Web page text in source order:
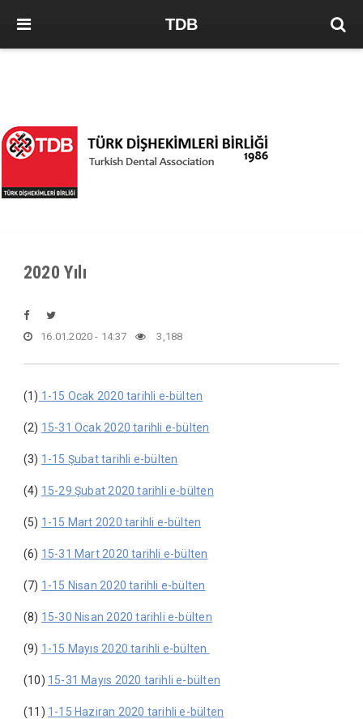
TDB
2020 Yılı
16.01.2020 - 14:37 3,188
(1) 1-15 Ocak 2020 tarihli e-bülten
(2) 15-31 Ocak 2020 tarihli e-bülten
(3) 1-15 Şubat tarihli e-bülten
(4) 15-29 Şubat 2020 tarihli e-bülten
(5) 1-15 Mart 2020 tarihli e-bülten
(6) 15-31 Mart 2020 tarihli e-bülten
(7) 1-15 Nisan 2020 tarihli e-bülten
(8) 15-30 Nisan 2020 tarihli e-bülten
(9) 1-15 Mayıs 2020 tarihli e-bülten
(10) 15-31 Mayıs 2020 tarihli e-bülten
(11) 1-15 Haziran 2020 tarihli e-bülten